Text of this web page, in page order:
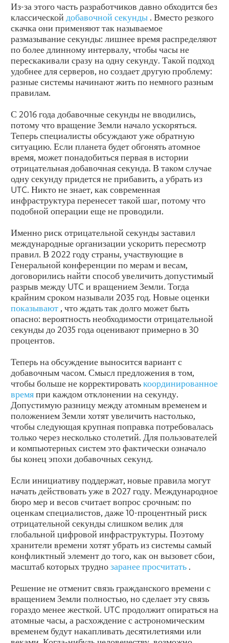
Из-за этого часть разработчиков давно обходится без
классической добавочной секунды . Вместо резкого
скачка они применяют так называемое
размазывание секунды: лишнее время распределяют
по более длинному интервалу, чтобы часы не
перескакивали сразу на одну секунду. Такой подход
удобнее для серверов, но создает другую проблему:
разные системы начинают жить по немного разным
правилам.
С 2016 года добавочные секунды не вводились,
потому что вращение Земли начало ускоряться.
Теперь специалисты обсуждают уже обратную
ситуацию. Если планета будет обгонять атомное
время, может понадобиться первая в истории
отрицательная добавочная секунда. В таком случае
одну секунду придется не прибавить, а убрать из
UTC. Никто не знает, как современная
инфраструктура перенесет такой шаг, потому что
подобной операции еще не проводили.
Именно риск отрицательной секунды заставил
международные организации ускорить пересмотр
правил. В 2022 году страны, участвующие в
Генеральной конференции по мерам и весам,
договорились найти способ увеличить допустимый
разрыв между UTC и вращением Земли. Тогда
крайним сроком называли 2035 год. Новые оценки
показывают , что ждать так долго может быть
опасно: вероятность необходимости отрицательной
секунды до 2035 года оценивают примерно в 30
процентов.
Теперь на обсуждение выносится вариант с
добавочным часом. Смысл предложения в том,
чтобы больше не корректироватькоординированное
времяпри каждом отклонении на секунду.
Допустимую разницу между атомным временем и
положением Земли хотят увеличить настолько,
чтобы следующая крупная поправка потребовалась
только через несколько столетий. Для пользователей
и компьютерных систем это фактически означало
бы конец эпохи добавочных секунд.
Если инициативу поддержат, новые правила могут
начать действовать уже в 2027 году. Международное
бюро мер и весов считает вопрос срочным: по
оценкам специалистов, даже 10-процентный риск
отрицательной секунды слишком велик для
глобальной цифровой инфраструктуры. Поэтому
хранители времени хотят убрать из системы самый
конфликтный элемент до того, как он вызовет сбои,
масштаб которых трудно заранее просчитать .
Решение не отменит связь гражданского времени с
вращением Земли полностью, но сделает эту связь
гораздо менее жесткой. UTC продолжит опираться на
атомные часы, а расхождение с астрономическим
временем будут накапливать десятилетиями или